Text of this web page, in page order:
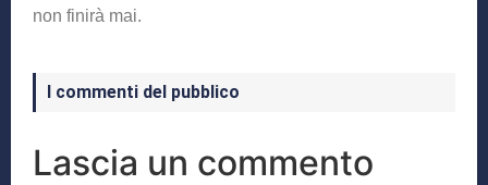
non finirà mai.
I commenti del pubblico
Lascia un commento